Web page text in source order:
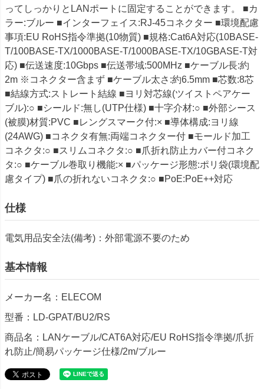
ってしっかりとLANポートに固定することができます。 ■カ
ラー:ブルー ■インターフェイス:RJ-45コネクター ■環境配慮
事項:EU RoHS指令準拠(10物質) ■規格:Cat6A対応(10BASE-
T/100BASE-TX/1000BASE-T/1000BASE-TX/10GBASE-T対
応) ■伝送速度:10Gbps ■伝送帯域:500MHz ■ケーブル長:約
2m ※コネクター含まず ■ケーブル太さ:約6.5mm ■芯数:8芯
■結線方式:ストレート結線 ■ヨリ対芯線(ツイストペアケー
ブル):○ ■シールド:無し(UTP仕様) ■十字介材:○ ■外部シース
(被膜)材質:PVC ■レングスマーク付:× ■導体構成:ヨリ線
(24AWG) ■コネクタ有無:両端コネクター付 ■モールド加工
コネクタ:○ ■スリムコネクタ:○ ■爪折れ防止カバー付コネク
タ:○ ■ケーブル巻取り機能:× ■パッケージ形態:ポリ袋(環境配
慮タイプ) ■爪の折れないコネクタ:○ ■PoE:PoE++対応
仕様
電気用品安全法(備考)：外部電源不要のため
基本情報
メーカー名：ELECOM
型番：LD-GPAT/BU2/RS
商品名：LANケーブル/CAT6A対応/EU RoHS指令準拠/爪折
れ防止/簡易パッケージ仕様/2m/ブルー